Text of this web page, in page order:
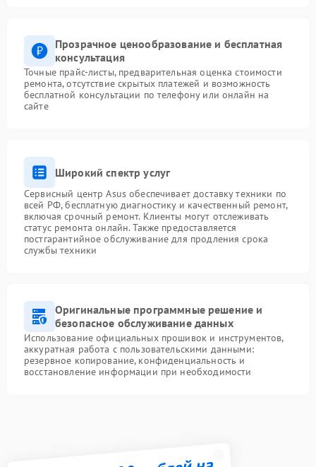
Прозрачное ценообразование и бесплатная
консультация
Точные прайс-листы, предварительная оценка стоимости
ремонта, отсутствие скрытых платежей и возможность
бесплатной консультации по телефону или онлайн на
сайте
Широкий спектр услуг
Сервисный центр Asus обеспечивает доставку техники по
всей РФ, бесплатную диагностику и качественный ремонт,
включая срочный ремонт. Клиенты могут отслеживать
статус ремонта онлайн. Также предоставляется
постгарантийное обслуживание для продления срока
службы техники
Оригинальные программные решение и
безопасное обслуживание данных
Использование официальных прошивок и инструментов,
аккуратная работа с пользовательскими данными:
резервное копирование, конфиденциальность и
восстановление информации при необходимости